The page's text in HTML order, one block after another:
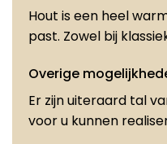
Hout is een heel
past. Zowel bij
Overige
Er zijn uiteraard tal
voor u kunnen